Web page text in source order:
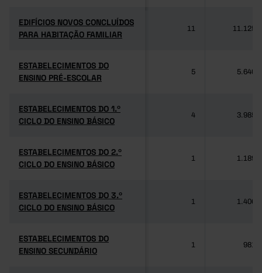
EDIFÍCIOS NOVOS CONCLUÍDOS
PARA HABITAÇÃO FAMILIAR
EDIFÍCIOS NOVOS CONCLUÍDOS
PARA HABITAÇÃO FAMILIAR
11 11.125
ESTABELECIMENTOS DO
ENSINO PRÉ-ESCOLAR
ESTABELECIMENTOS DO
ENSINO PRÉ-ESCOLAR
5 5.640
ESTABELECIMENTOS DO 1.º
CICLO DO ENSINO BÁSICO
ESTABELECIMENTOS DO 1.º
CICLO DO ENSINO BÁSICO
4 3.985
ESTABELECIMENTOS DO 2.º
CICLO DO ENSINO BÁSICO
ESTABELECIMENTOS DO 2.º
CICLO DO ENSINO BÁSICO
1 1.189
ESTABELECIMENTOS DO 3.º
CICLO DO ENSINO BÁSICO
ESTABELECIMENTOS DO 3.º
CICLO DO ENSINO BÁSICO
1 1.406
ESTABELECIMENTOS DO
ENSINO SECUNDÁRIO
ESTABELECIMENTOS DO
ENSINO SECUNDÁRIO
1 981